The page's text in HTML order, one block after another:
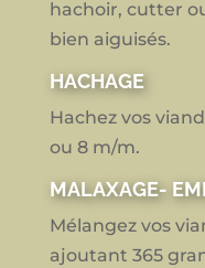
hachoir, cutter
bien aiguisés.
HACHAGE
Hachez vos
ou 8 m/m.
MALAXAGE-
Mélangez vos
ajoutant 365